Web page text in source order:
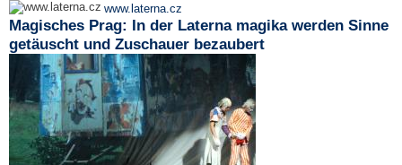
www.laterna.cz
Magisches Prag: In der Laterna magika werden Sinne
getäuscht und Zuschauer bezaubert